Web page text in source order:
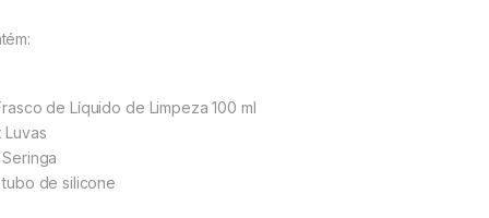
de Líquido de Limpeza 100 ml
Luvas
Seringa
tubo de silicone